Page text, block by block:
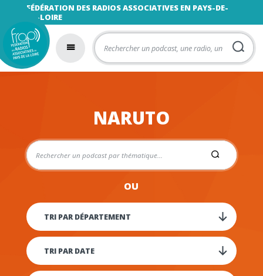
FÉDÉRATION DES RADIOS ASSOCIATIVES EN PAYS-DE-
LA-LOIRE
NARUTO
OU